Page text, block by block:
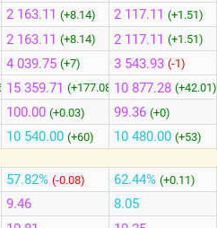
2 163.11 (+8.14)
2 163.11 (+8.14)
4 039.75 (+7)
15 359.71 (+177.08)
100.00 (+0.03)
10 540.00 (+60)
57.82% (-0.08)
9.46
2 117.11 (+1.51)
2 117.11 (+1.51)
3 543.93 (-1)
10 877.28 (+42.01)
99.36 (+0)
10 480.00 (+53)
62.44% (+0.11)
8.05